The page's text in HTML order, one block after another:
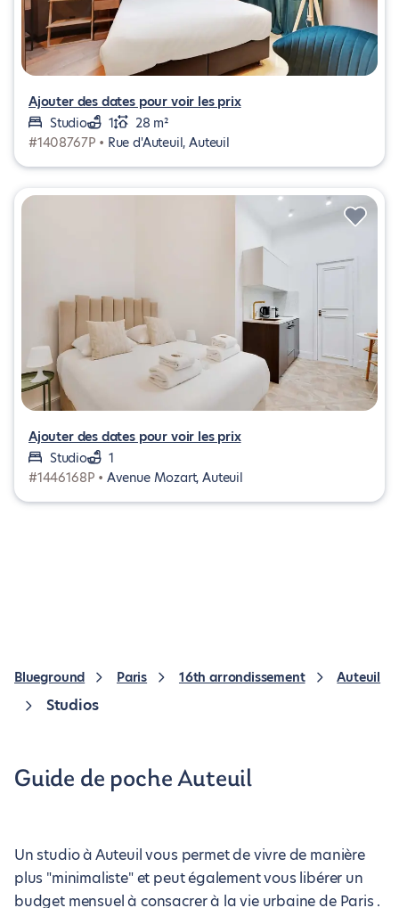
Ajouter des dates pour voir les prix
Studio
1
28 m²
#1408767P • Rue d'Auteuil, Auteuil
Ajouter des dates pour voir les prix
Studio
1
#1446168P • Avenue Mozart, Auteuil
Blueground Paris 16th arrondissement Auteuil
Studios
Guide de poche Auteuil
Un studio à Auteuil vous permet de vivre de manière
plus "minimaliste" et peut également vous libérer un
budget mensuel à consacrer à la vie urbaine de Paris .